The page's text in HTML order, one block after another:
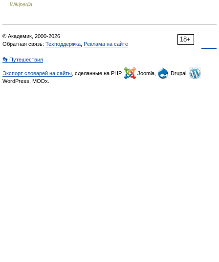
Wikipedia
18+
© Академик, 2000-2026
Обратная связь: Техподдержка Реклама на сайте
👣 Путешествия
Экспорт словарей на сайты , сделанные на PHP, Joomla,
Drupal,
WordPress, MODx.